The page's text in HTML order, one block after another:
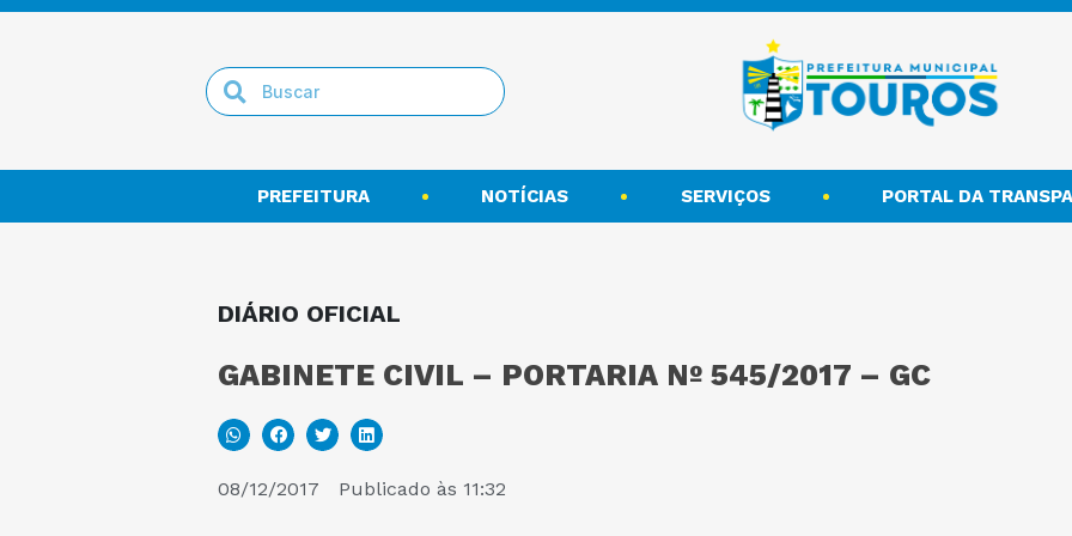
PREFEITURA NOTÍCIAS SERVIÇOS PORTAL DA
DIÁRIO OFICIAL
GABINETE CIVIL – PORTARIA Nº 545/2017 – GC
08/12/2017 Publicado às 11:32